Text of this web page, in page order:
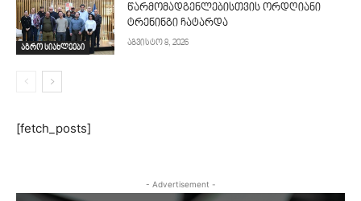
აგრო სიახლეები
წარმომადგენლებისთვის ორდღიანი
ტრენინგი ჩატარდა
აგვისტო 8, 2026
[fetch_posts]
- Advertisement -